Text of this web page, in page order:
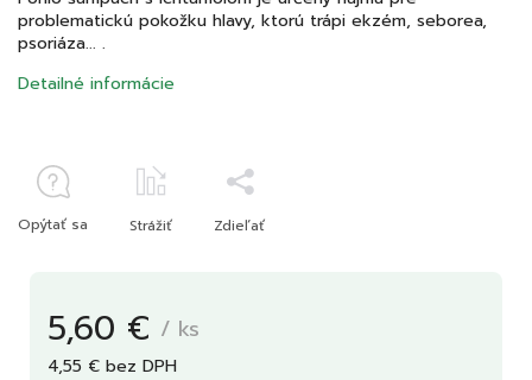
5,60 € / ks
4,55 € bez DPH
problematickú pokožku hlavy, ktorú trápi ekzém, seborea,
psoriáza... .
Detailné informácie
Opýtať sa Strážiť Zdieľať